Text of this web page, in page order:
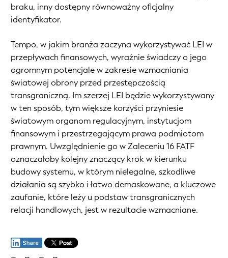
braku, inny dostępny równoważny oficjalny
identyfikator.
Tempo, w jakim branża zaczyna wykorzystywać LEI w
przepływach finansowych, wyraźnie świadczy o jego
ogromnym potencjale w zakresie wzmacniania
światowej obrony przed przestępczością
transgraniczną. Im szerzej LEI będzie wykorzystywany
w ten sposób, tym większe korzyści przyniesie
światowym organom regulacyjnym, instytucjom
finansowym i przestrzegającym prawa podmiotom
prawnym. Uwzględnienie go w Zaleceniu 16 FATF
oznaczałoby kolejny znaczący krok w kierunku
budowy systemu, w którym nielegalne, szkodliwe
działania są szybko i łatwo demaskowane, a kluczowe
zaufanie, które leży u podstaw transgranicznych
relacji handlowych, jest w rezultacie wzmacniane.